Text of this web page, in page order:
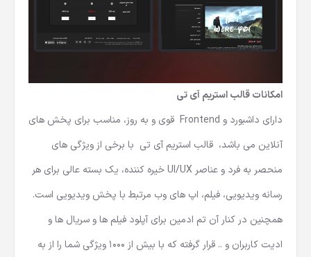
امکانات قالب استریم آی تی
دارای داشبورد و Frontend قوی و به روز، مناسب برای پخش های
آنلاین می باشد، قالب استریم آی تی با برخی از ویژگی های
منحصر به فرد و عناصر UI/UX خیره کننده، یک بسته عالی برای هر
رسانه ویدیویی، فیلم، اپ های وب مرتبط با پخش ویدیویی است.
همچنین در کنار آن تم ادمین برای آپلود فیلم ها و سریال ها و